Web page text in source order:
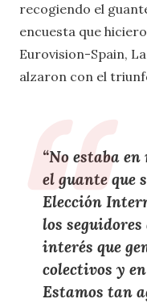
recogiendo el
encuesta que
Eurovision-Spain,
alzaron con el
“No estaba
el guante que
Elección
los
interés que
colectivos y
Estamos tan